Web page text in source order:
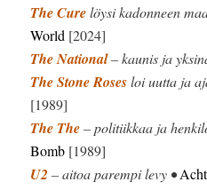
The Curelöysi kadonneen
World [2024]
The National– kaunis ja
The Stone Rosesloi uutta ja
[1989]
The The– politiikkaa ja
Bomb [1989]
U2 – aitoa parempi levy •